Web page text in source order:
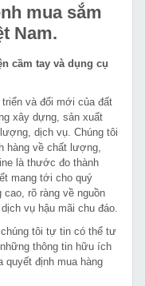
mua sắm
Nam.
cầm tay và dụng cụ
và đổi mới của đất
xây dựng, sản xuất
dịch vụ. Chúng tôi
hàng về chất lượng,
là thước đo thành
mang tới cho quý
rõ ràng về nguồn
vụ hậu mãi chu đáo.
tôi tự tin có thể tư
thông tin hữu ích
quyết định mua hàng